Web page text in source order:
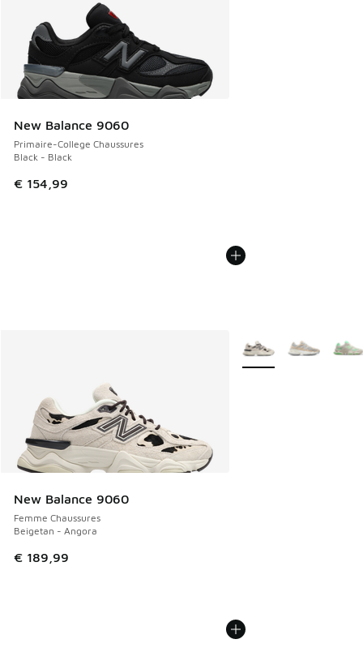
New Balance 9060
Primaire-College Chaussures
Black - Black
€ 154,99
New Balance 9060
Femme Chaussures
Beigetan - Angora
€ 189,99
Plus de couleurs